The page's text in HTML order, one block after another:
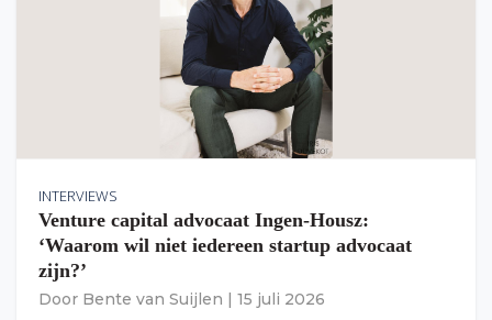
INTERVIEWS
Venture capital advocaat Ingen-Housz:
‘Waarom wil niet iedereen startup advocaat
zijn?’
Door Bente van Suijlen 15 juli 2026